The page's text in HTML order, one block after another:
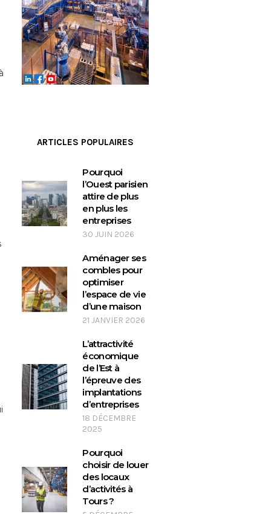
ARTICLES POPULAIRES
Pourquoi
l’Ouest parisien
attire de plus
en plus les
entreprises
30 JUIN 2026
Aménager ses
combles pour
optimiser
l’espace de vie
d’une maison
21 JANVIER 2026
L’attractivité
économique
de l’Est à
l’épreuve des
implantations
d’entreprises
18 DÉCEMBRE
2025
Pourquoi
choisir de louer
des locaux
d’activités à
Tours ?